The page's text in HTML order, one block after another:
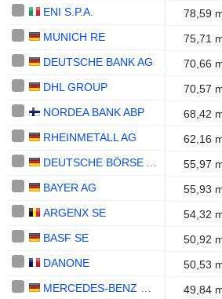
ENI S.P.A.
78,59
MUNICH RE
75,71
DEUTSCHE BANK AG
70,66
DHL GROUP
70,57
NORDEA BANK ABP
68,42
RHEINMETALL AG
62,16
55,97
BAYER AG
55,93
ARGENX SE
54,32
BASF SE
50,92
DANONE
50,53
49,84